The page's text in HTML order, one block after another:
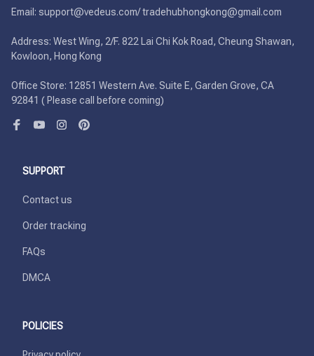
Email: support@vedeus.com/ tradehubhongkong@gmail.com
Address: West Wing, 2/F. 822 Lai Chi Kok Road, Cheung Shawan,
Kowloon, Hong Kong
Office Store: 12851 Western Ave. Suite E, Garden Grove, CA
92841 ( Please call before coming)
SUPPORT
Contact us
Order tracking
FAQs
DMCA
POLICIES